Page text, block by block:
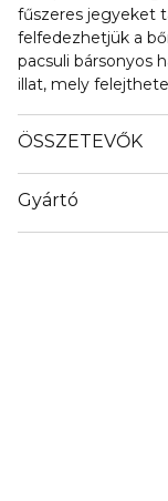
fűszeres jegyeket
felfedezhetjük a
pacsuli bársonyos
illat, mely
ÖSSZETEVŐK
Gyártó